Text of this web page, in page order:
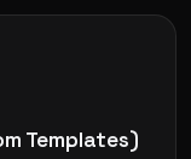
Templates)